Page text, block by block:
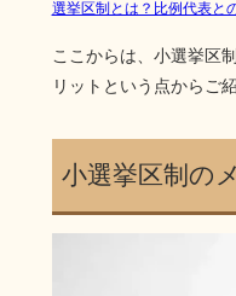
選挙区制とは？比例代表と
ここからは、小選挙区
リットという点からご
小選挙区制の